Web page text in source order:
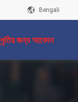
Bengali
জন্য আবেদন